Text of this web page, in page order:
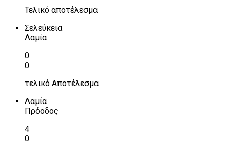
Τελικό αποτέλεσμα
Σελεύκεια
Λαμία
0
0
τελικό Αποτέλεσμα
Λαμία
Πρόοδος
4
0